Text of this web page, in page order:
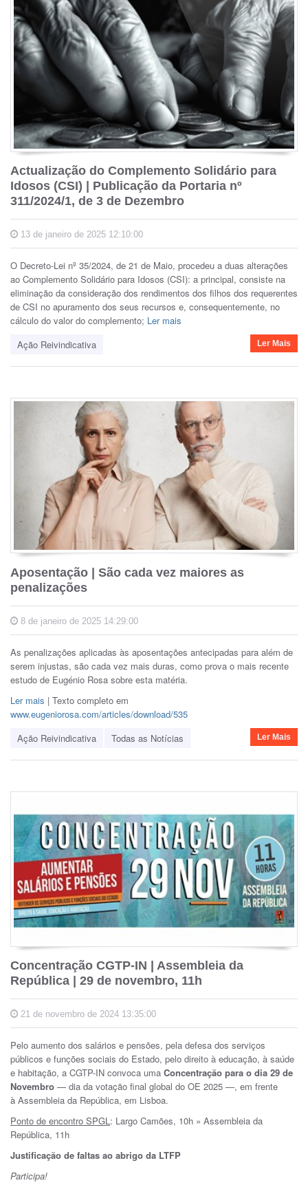
Actualização do Complemento Solidário para
Idosos (CSI) | Publicação da Portaria nº
311/2024/1, de 3 de Dezembro
13 de janeiro de 2025 12:10:00
O Decreto-Lei nº 35/2024, de 21 de Maio, procedeu a duas alterações
ao Complemento Solidário para Idosos (CSI): a principal, consiste na
eliminação da consideração dos rendimentos dos filhos dos requerentes
de CSI no apuramento dos seus recursos e, consequentemente, no
cálculo do valor do complemento; Ler mais
Ação Reivindicativa
Ler Mais
Aposentação | São cada vez maiores as
penalizações
8 de janeiro de 2025 14:29:00
As penalizações aplicadas às aposentações antecipadas para além de
serem injustas, são cada vez mais duras, como prova o mais recente
estudo de Eugénio Rosa sobre esta matéria.
Ler mais | Texto completo em
www.eugeniorosa.com/articles/download/535
Ação Reivindicativa
Todas as Notícias Ler Mais
Concentração CGTP-IN | Assembleia da
República | 29 de novembro, 11h
21 de novembro de 2024 13:35:00
Pelo aumento dos salários e pensões, pela defesa dos serviços
públicos e funções sociais do Estado, pelo direito à educação, à saúde
e habitação, a CGTP-IN convoca uma Concentração para o dia 29 de
Novembro — dia da votação final global do OE 2025 —, em frente
à Assembleia da República, em Lisboa.
Ponto de encontro SPGL: Largo Camões, 10h » Assembleia da
República, 11h
Justificação de faltas ao abrigo da LTFP
Participa!